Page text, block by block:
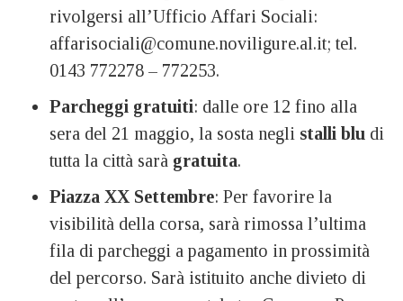
rivolgersi all’Ufficio Affari Sociali:
affarisociali@comune.noviligure.al.it; tel.
0143 772278 – 772253.
Parcheggi gratuiti: dalle ore 12 fino alla
sera del 21 maggio, la sosta negli stalli blu di
tutta la città sarà gratuita.
Piazza XX Settembre: Per favorire la
visibilità della corsa, sarà rimossa l’ultima
fila di parcheggi a pagamento in prossimità
del percorso. Sarà istituito anche divieto di